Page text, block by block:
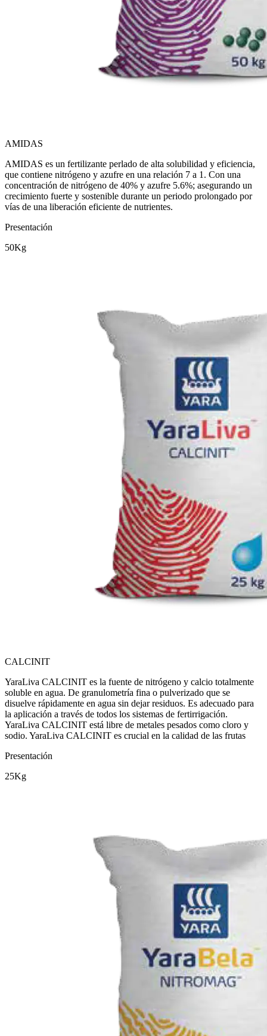
AMIDAS
AMIDAS es un fertilizante perlado de alta solubilidad y eficiencia,
que contiene nitrógeno y azufre en una relación 7 a 1. Con una
concentración de nitrógeno de 40% y azufre 5.6%; asegurando un
crecimiento fuerte y sostenible durante un periodo prolongado por
vías de una liberación eficiente de nutrientes.
Presentación
50Kg
CALCINIT
YaraLiva CALCINIT es la fuente de nitrógeno y calcio totalmente
soluble en agua. De granulometría fina o pulverizado que se
disuelve rápidamente en agua sin dejar residuos. Es adecuado para
la aplicación a través de todos los sistemas de fertirrigación.
YaraLiva CALCINIT está libre de metales pesados como cloro y
sodio. YaraLiva CALCINIT es crucial en la calidad de las frutas
Presentación
25Kg